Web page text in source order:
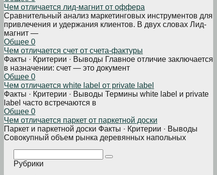
Чем отличается лид-магнит от оффера
Сравнительный анализ маркетинговых инструментов для
привлечения и удержания клиентов. В двух словах Лид-
магнит —
Общее 0
Чем отличается счет от счета-фактуры
Факты · Критерии · Выводы Главное отличие заключается
в назначении: счет — это документ
Общее 0
Чем отличается white label от private label
Факты · Критерии · Выводы Термины white label и private
label часто встречаются в
Общее 0
Чем отличается паркет от паркетной доски
Паркет и паркетной доски Факты · Критерии · Выводы
Совокупный объем рынка деревянных напольных
Рубрики